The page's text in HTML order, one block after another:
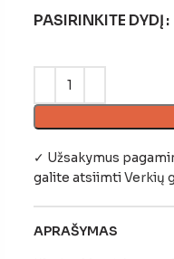
PASIRINKITE DYDĮ
✓ Užsakymus
galite atsiimtiVerkių
APRAŠYMAS